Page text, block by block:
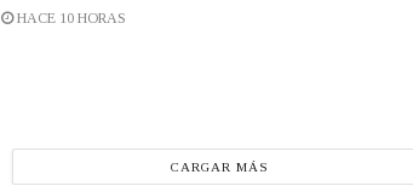
HACE 10 HORAS
CARGAR MÁS